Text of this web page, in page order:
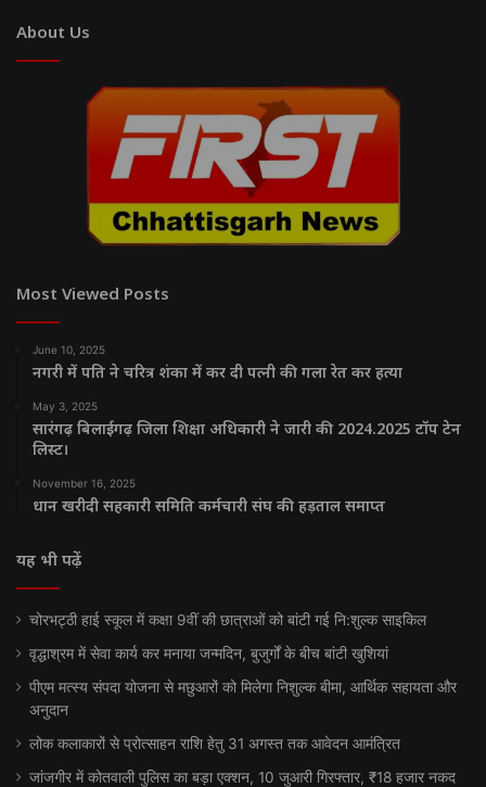
About Us
Most Viewed Posts
June 10, 2025
नगरी में पति ने चरित्र शंका में कर दी पत्नी की गला रेत कर हत्या
May 3, 2025
सारंगढ़ बिलाईगढ़ जिला शिक्षा अधिकारी ने जारी की 2024.2025 टॉप टेन
लिस्ट।
November 16, 2025
धान खरीदी सहकारी समिति कर्मचारी संघ की हड़ताल समाप्त
यह भी पढ़ें
चोरभट्ठी हाई स्कूल में कक्षा 9वीं की छात्राओं को बांटी गई नि:शुल्क साइकिल
वृद्धाश्रम में सेवा कार्य कर मनाया जन्मदिन, बुजुर्गों के बीच बांटी खुशियां
पीएम मत्स्य संपदा योजना से मछुआरों को मिलेगा निशुल्क बीमा, आर्थिक सहायता और
अनुदान
लोक कलाकारों से प्रोत्साहन राशि हेतु 31 अगस्त तक आवेदन आमंत्रित
जांजगीर में कोतवाली पुलिस का बड़ा एक्शन, 10 जुआरी गिरफ्तार, ₹18 हजार नकद